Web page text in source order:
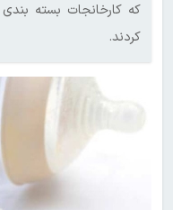
که کارخانجات بسته
کردند.